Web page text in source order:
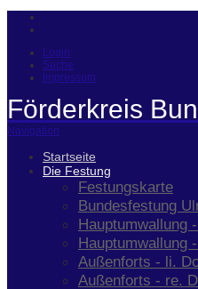
Login
Suche
Impressum
Förderkreis
Navigation
Startseite
Die Festung
Festungskarte
Bundesfestung
Hauptumwallung
Hauptumwallung
Außenforts - li.
Außenforts - re.